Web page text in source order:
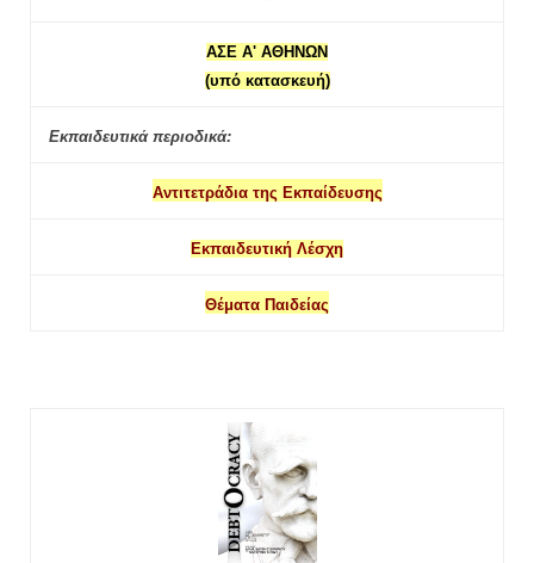
ΑΣΕ Α' ΑΘΗΝΩΝ
(υπό κατασκευή)
Εκπαιδευτικά περιοδικά:
Αντιτετράδια της Εκπαίδευσης
Εκπαιδευτική Λέσχη
Θέματα Παιδείας